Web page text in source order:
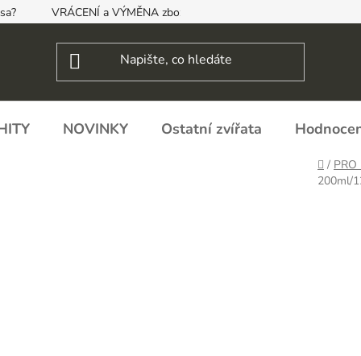
VRÁCENÍ a VÝMĚNA zboží, ODSTOUPENÍ OD SMLOUVY
NOVINKY Ostatní zvířata
Domů
/ PRO
200ml/